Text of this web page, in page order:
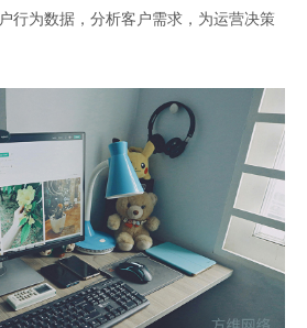
行为数据，分析客户需求，为运营决策